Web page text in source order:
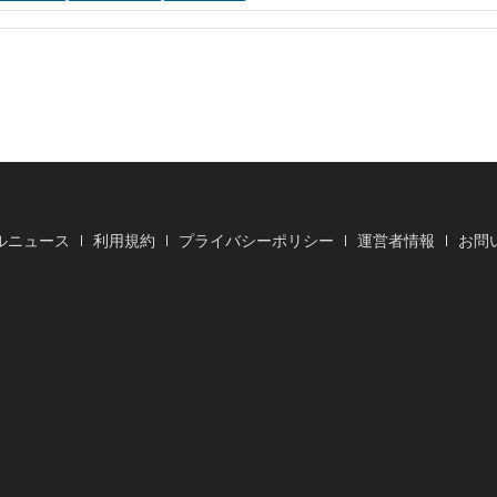
ニュース 利用規約 プライバシーポリシー 運営者情報 お問